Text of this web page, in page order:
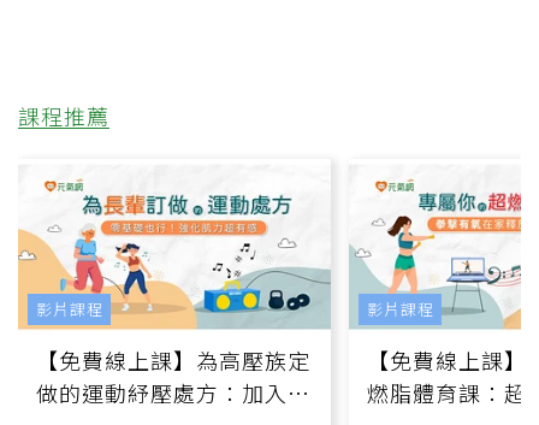
課程推薦
【免費線上課】為高壓族定
做的運動紓壓處方：加入行
影片課程
【免費線上課
燃脂體育課：超
影片課程